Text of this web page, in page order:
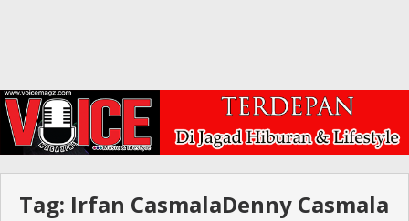
Tag: Irfan CasmalaDenny Casmala